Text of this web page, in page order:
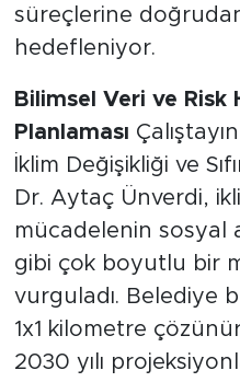
süreçlerine doğrudan
hedefleniyor.
Bilimsel Veri ve Risk
Planlaması
İklim Değişikliği ve
Dr. Aytaç Ünverdi,
mücadelenin sosyal
gibi çok boyutlu bir
vurguladı. Belediye
1x1 kilometre
2030 yılı